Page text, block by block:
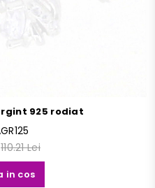
925 rodiat
110.21 Lei
in cos